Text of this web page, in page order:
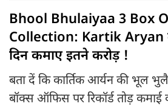
Bhool Bhulaiyaa 3 Box
Collection: Kartik Aryan
दिन कमाए इतने करोड़ !
बता दें कि कार्तिक आर्यन की भूल
बॉक्स ऑफिस पर रिकॉर्ड तोड़ कमाई